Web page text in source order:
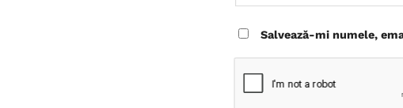
Salvează-mi numele,